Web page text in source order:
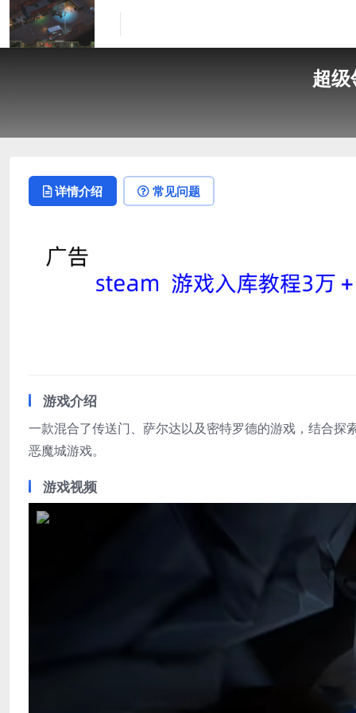
超
详情介绍 常见问题
游戏介绍
一款混合了传送门、萨尔达以及密特罗德的游戏，结合
恶魔城游戏。
游戏视频